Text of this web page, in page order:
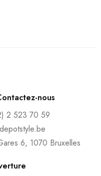
nous
2 523 70 59
6, 1070 Bruxelles